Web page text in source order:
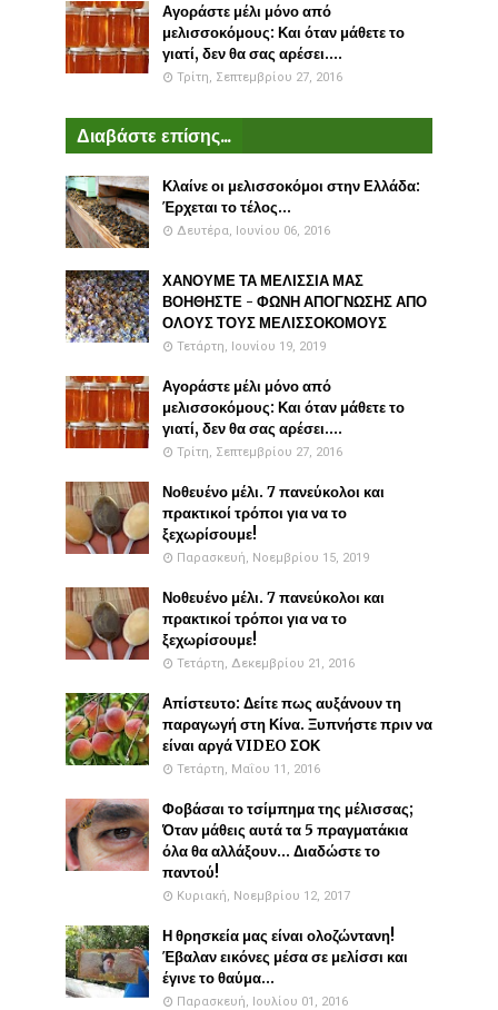
Αγοράστε μέλι μόνο από
μελισσοκόμους: Και όταν μάθετε το
γιατί, δεν θα σας αρέσει....
Τρίτη, Σεπτεμβρίου 27, 2016
Διαβάστε επίσης...
Κλαίνε οι μελισσοκόμοι στην Ελλάδα:
Έρχεται το τέλος...
Δευτέρα, Ιουνίου 06, 2016
ΧΑΝΟΥΜΕ ΤΑ ΜΕΛΙΣΣΙΑ ΜΑΣ
ΒΟΗΘΗΣΤΕ - ΦΩΝΗ ΑΠΟΓΝΩΣΗΣ ΑΠΟ
ΟΛΟΥΣ ΤΟΥΣ ΜΕΛΙΣΣΟΚΟΜΟΥΣ
Τετάρτη, Ιουνίου 19, 2019
Αγοράστε μέλι μόνο από
μελισσοκόμους: Και όταν μάθετε το
γιατί, δεν θα σας αρέσει....
Τρίτη, Σεπτεμβρίου 27, 2016
Νοθευένο μέλι. 7 πανεύκολοι και
πρακτικοί τρόποι για να το
ξεχωρίσουμε!
Παρασκευή, Νοεμβρίου 15, 2019
Νοθευένο μέλι. 7 πανεύκολοι και
πρακτικοί τρόποι για να το
ξεχωρίσουμε!
Τετάρτη, Δεκεμβρίου 21, 2016
Απίστευτο: Δείτε πως αυξάνουν τη
παραγωγή στη Κίνα. Ξυπνήστε πριν να
είναι αργά VIDEO ΣΟΚ
Τετάρτη, Μαΐου 11, 2016
Φοβάσαι το τσίμπημα της μέλισσας;
Όταν μάθεις αυτά τα 5 πραγματάκια
όλα θα αλλάξουν... Διαδώστε το
παντού!
Κυριακή, Νοεμβρίου 12, 2017
Η θρησκεία μας είναι ολοζώντανη!
Έβαλαν εικόνες μέσα σε μελίσσι και
έγινε το θαύμα...
Παρασκευή, Ιουλίου 01, 2016